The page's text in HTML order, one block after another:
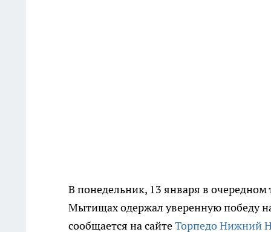
В понедельник, 13 января в
Мытищах одержал уверенную победу
сообщается на сайтеТорпедо Нижний